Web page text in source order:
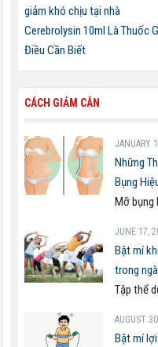
giảm khó chịu tại nhà
Cerebrolysin 10ml Là Thuốc
Điều Cần Biết
CÁCH GIẢM CÂN
JANUARY
Những
Bụng
Mỡ
JUNE 17,
Bật mí
trong
Tập thể
AUGUST
Bật mí